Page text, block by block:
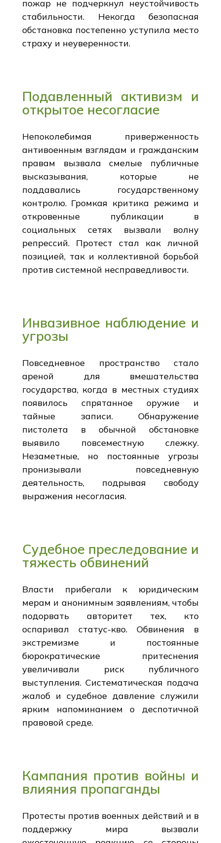
пожар не подчеркнул неустойчивость
стабильности. Некогда безопасная
обстановка постепенно уступила место
страху и неуверенности.
Подавленный активизм и
открытое несогласие
Непоколебимая приверженность
антивоенным взглядам и гражданским
правам вызвала смелые публичные
высказывания, которые не
поддавались государственному
контролю. Громкая критика режима и
откровенные публикации в
социальных сетях вызвали волну
репрессий. Протест стал как личной
позицией, так и коллективной борьбой
против системной несправедливости.
Инвазивное наблюдение и
угрозы
Повседневное пространство стало
ареной для вмешательства
государства, когда в местных студиях
появилось спрятанное оружие и
тайные записи. Обнаружение
пистолета в обычной обстановке
выявило повсеместную слежку.
Незаметные, но постоянные угрозы
пронизывали повседневную
деятельность, подрывая свободу
выражения несогласия.
Судебное преследование и
тяжесть обвинений
Власти прибегали к юридическим
мерам и анонимным заявлениям, чтобы
подорвать авторитет тех, кто
оспаривал статус-кво. Обвинения в
экстремизме и постоянные
бюрократические притеснения
увеличивали риск публичного
выступления. Систематическая подача
жалоб и судебное давление служили
ярким напоминанием о деспотичной
правовой среде.
Кампания против войны и
влияния пропаганды
Протесты против военных действий и в
поддержку мира вызвали